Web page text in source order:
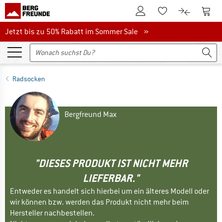
Zum KundenkontoZum Merkzettel.
Zum Zum
Jetzt bis zu 50% Rabatt im Sommer Sale
Jetzt bis zu 50% Rabatt im Sommer Sale »
Radsocken
Bergfreund Max
"DIESES PRODUKT IST NICHT MEHR
LIEFERBAR."
Entweder es handelt sich hierbei um ein älteres Modell oder
wir können bzw. werden das Produkt nicht mehr beim
Hersteller nachbestellen.